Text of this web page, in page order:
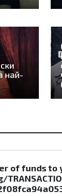
най-
of funds to